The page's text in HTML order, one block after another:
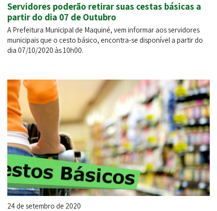
Servidores poderão retirar suas cestas básicas a
partir do dia 07 de Outubro
A Prefeitura Municipal de Maquiné, vem informar aos servidores
municipais que o cesto básico, encontra-se disponível a partir do
dia 07/10/2020 às 10h00.
24 de setembro de 2020